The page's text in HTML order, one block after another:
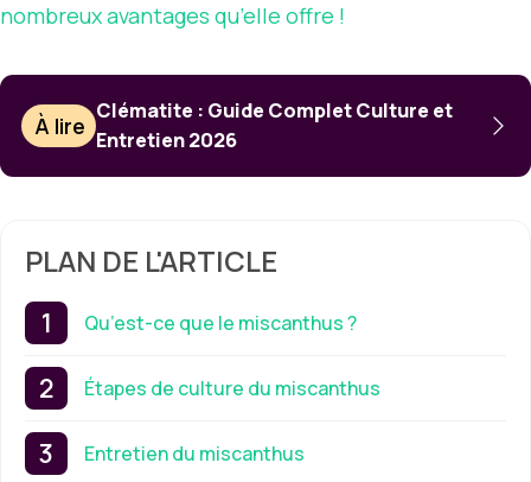
nombreux avantages qu’elle offre !
À lire
Clématite : Guide Complet Culture et
Entretien 2026
PLAN DE L'ARTICLE
Qu’est-ce que le miscanthus ?
Étapes de culture du miscanthus
Entretien du miscanthus